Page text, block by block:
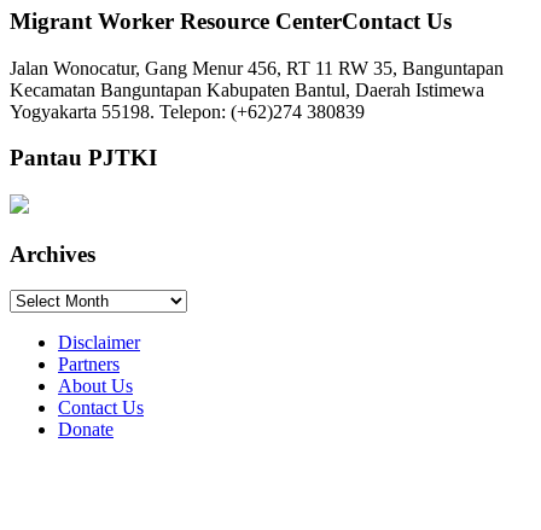
Migrant Worker Resource CenterContact Us
Jalan Wonocatur, Gang Menur 456, RT 11 RW 35, Banguntapan
Kecamatan Banguntapan Kabupaten Bantul, Daerah Istimewa
Yogyakarta 55198. Telepon: (+62)274 380839
Pantau PJTKI
Archives
Archives
Disclaimer
Partners
About Us
Contact Us
Donate